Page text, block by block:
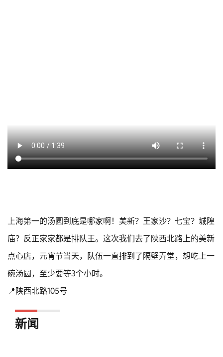
上海第一的汤圆到底是哪家啊！美新？王家沙？七宝？城隍
庙？反正家家都是排队王。这次我们去了陕西北路上的美新
点心店，元宵节当天，队伍一直排到了隔壁弄堂，想吃上一
碗汤圆，至少要等3个小时。
📍陕西北路105号
新闻